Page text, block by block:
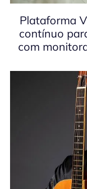
Plataforma
contínuo
com